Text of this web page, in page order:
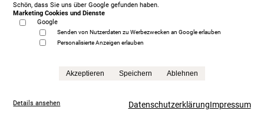
Anfrage
Schön, dass Sie uns über Google gefunden haben.
Marketing Cookies und Dienste
Google
Senden von Nutzerdaten zu Werbezwecken an Google erlauben
Personalisierte Anzeigen erlauben
Akzeptieren Speichern Ablehnen
Details ansehen DatenschutzerklärungImpressum